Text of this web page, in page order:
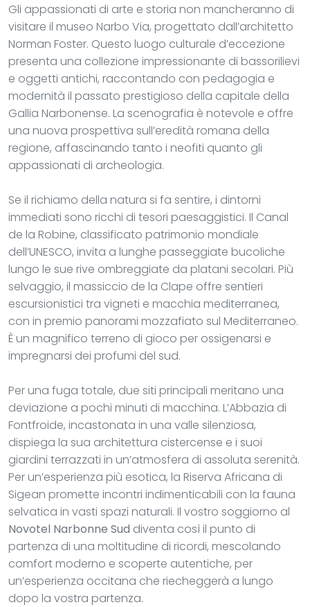
Gli appassionati di arte e storia non mancheranno di
visitare il museo Narbo Via, progettato dall’architetto
Norman Foster. Questo luogo culturale d’eccezione
presenta una collezione impressionante di bassorilievi
e oggetti antichi, raccontando con pedagogia e
modernità il passato prestigioso della capitale della
Gallia Narbonense. La scenografia è notevole e offre
una nuova prospettiva sull’eredità romana della
regione, affascinando tanto i neofiti quanto gli
appassionati di archeologia.
Se il richiamo della natura si fa sentire, i dintorni
immediati sono ricchi di tesori paesaggistici. Il Canal
de la Robine, classificato patrimonio mondiale
dell’UNESCO, invita a lunghe passeggiate bucoliche
lungo le sue rive ombreggiate da platani secolari. Più
selvaggio, il massiccio de la Clape offre sentieri
escursionistici tra vigneti e macchia mediterranea,
con in premio panorami mozzafiato sul Mediterraneo.
È un magnifico terreno di gioco per ossigenarsi e
impregnarsi dei profumi del sud.
Per una fuga totale, due siti principali meritano una
deviazione a pochi minuti di macchina. L’Abbazia di
Fontfroide, incastonata in una valle silenziosa,
dispiega la sua architettura cistercense e i suoi
giardini terrazzati in un’atmosfera di assoluta serenità.
Per un’esperienza più esotica, la Riserva Africana di
Sigean promette incontri indimenticabili con la fauna
selvatica in vasti spazi naturali. Il vostro soggiorno al
Novotel Narbonne Sud diventa così il punto di
partenza di una moltitudine di ricordi, mescolando
comfort moderno e scoperte autentiche, per
un’esperienza occitana che riecheggerà a lungo
dopo la vostra partenza.